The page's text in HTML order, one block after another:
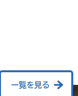
一覧を見る